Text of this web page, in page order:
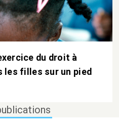
du droit à
les filles sur un pied